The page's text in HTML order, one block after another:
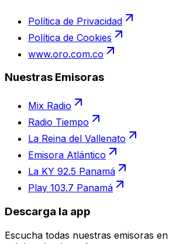
Política de Privacidad
Política de Cookies
www.oro.com.co
Nuestras Emisoras
Mix Radio
Radio Tiempo
La Reina del Vallenato
Emisora Atlántico
La KY 92.5 Panamá
Play 103.7 Panamá
Descarga la app
Escucha todas nuestras emisoras